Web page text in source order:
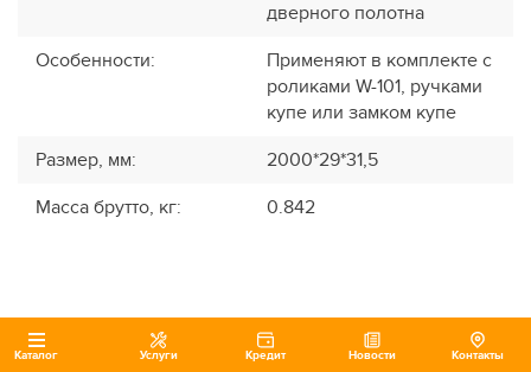
Каталог Услуги Кредит Новости Контакты
дверного полотна
Особенности:
Применяют в комплекте с
роликами W-101, ручками
купе или замком купе
Размер, мм:
2000*29*31,5
Масса брутто, кг: 0.842